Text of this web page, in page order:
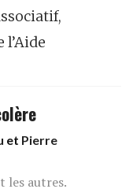
et Pierre
les autres.